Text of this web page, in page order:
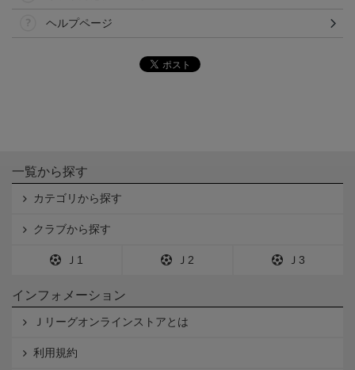
ヘルプページ
一覧から探す
カテゴリから探す
クラブから探す
Ｊ1 Ｊ2 Ｊ3
インフォメーション
Ｊリーグオンラインストアとは
利用規約